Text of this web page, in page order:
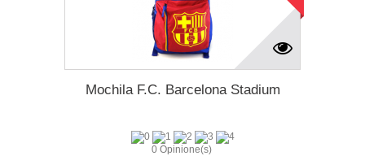
Mochila F.C. Barcelona Stadium
0 Opinione(s)